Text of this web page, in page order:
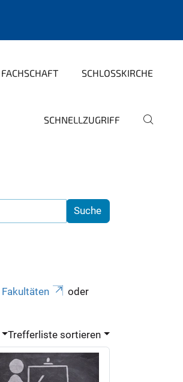
FACHSCHAFT SCHLOSSKIRCHE
SCHNELLZUGRIFF
Fakultäten
oder
Trefferliste sortieren